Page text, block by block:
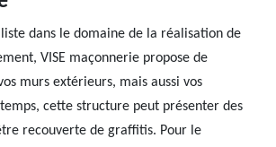
dans le domaine de la réalisation de
VISE maçonnerie propose de
murs extérieurs, mais aussi vos
cette structure peut présenter des
recouverte de graffitis. Pour le